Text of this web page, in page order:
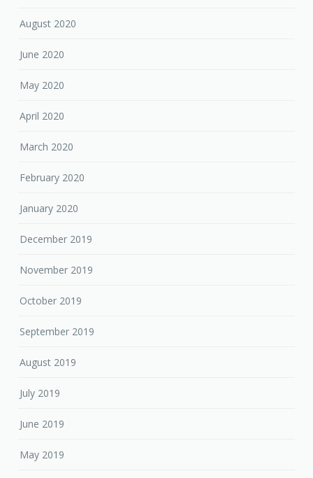
August 2020
June 2020
May 2020
April 2020
March 2020
February 2020
January 2020
December 2019
November 2019
October 2019
September 2019
August 2019
July 2019
June 2019
May 2019